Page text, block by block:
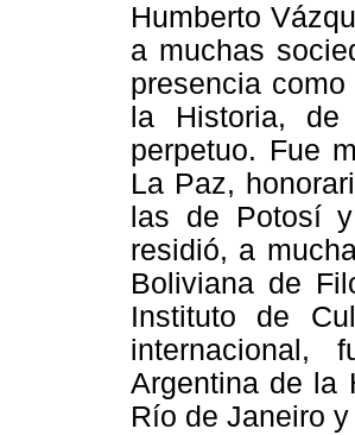
Humberto
a muchas
presencia
la Historia,
perpetuo. Fue
La Paz,
las de Potosí
residió, a
Boliviana de
Instituto de
internacional,
Argentina de la
Río de Janeiro